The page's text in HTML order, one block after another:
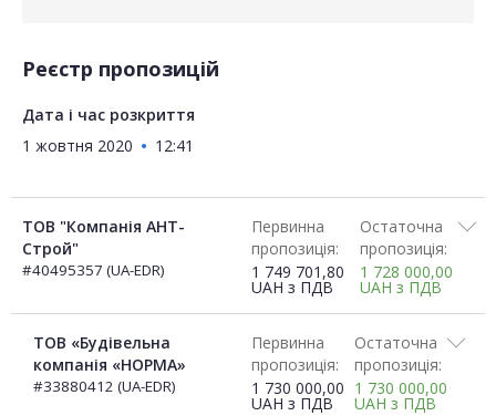
Реєстр пропозицій
Дата і час розкриття
1 жовтня 2020
12:41
ТОВ "Компанія АНТ-
Строй"
#40495357 (UA-EDR)
Первинна
пропозиція:
1 749 701,80
UAH з ПДВ
Остаточна
пропозиція:
1 728 000,00
UAH з ПДВ
ТОВ «Будівельна
компанія «НОРМА»
#33880412 (UA-EDR)
Первинна
пропозиція:
1 730 000,00
UAH з ПДВ
Остаточна
пропозиція:
1 730 000,00
UAH з ПДВ